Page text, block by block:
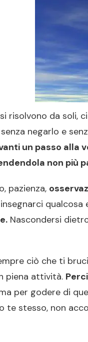
risolvono da soli,
senza negarlo e
un passo alla
non più
pazienza,
qualcosa
Nascondersi
ciò che ti
piena attività.
per godere di
stesso, non